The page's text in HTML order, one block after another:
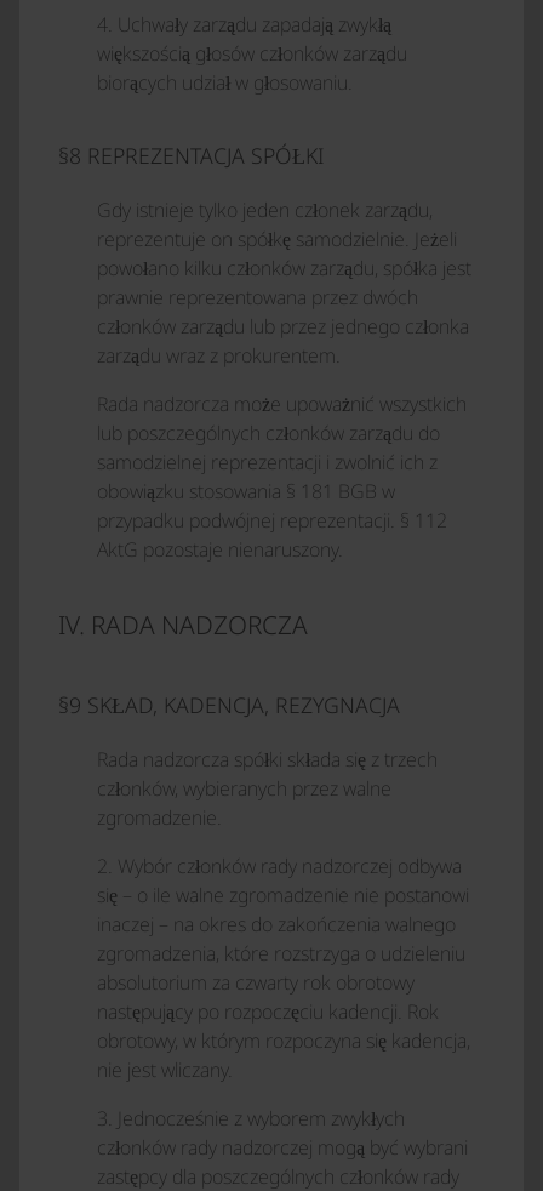
4. Uchwały zarządu zapadają zwykłą
większością głosów członków zarządu
biorących udział w głosowaniu.
§8 REPREZENTACJA SPÓŁKI
Gdy istnieje tylko jeden członek zarządu,
reprezentuje on spółkę samodzielnie. Jeżeli
powołano kilku członków zarządu, spółka jest
prawnie reprezentowana przez dwóch
członków zarządu lub przez jednego członka
zarządu wraz z prokurentem.
Rada nadzorcza może upoważnić wszystkich
lub poszczególnych członków zarządu do
samodzielnej reprezentacji i zwolnić ich z
obowiązku stosowania § 181 BGB w
przypadku podwójnej reprezentacji. § 112
AktG pozostaje nienaruszony.
IV. RADA NADZORCZA
§9 SKŁAD, KADENCJA, REZYGNACJA
Rada nadzorcza spółki składa się z trzech
członków, wybieranych przez walne
zgromadzenie.
2. Wybór członków rady nadzorczej odbywa
się – o ile walne zgromadzenie nie postanowi
inaczej – na okres do zakończenia walnego
zgromadzenia, które rozstrzyga o udzieleniu
absolutorium za czwarty rok obrotowy
następujący po rozpoczęciu kadencji. Rok
obrotowy, w którym rozpoczyna się kadencja,
nie jest wliczany.
3. Jednocześnie z wyborem zwykłych
członków rady nadzorczej mogą być wybrani
zastępcy dla poszczególnych członków rady